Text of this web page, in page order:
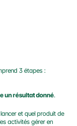
3 étapes :
un résultat donné.
et quel produit de
activités gérer en